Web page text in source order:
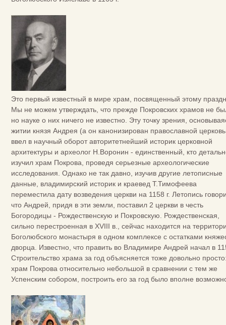
Это первый известный в мире храм, посвященный этому
Мы не можем утверждать, что прежде Покровских храмов не
но науке о них ничего не известно. Эту точку зрения,
житии князя Андрея (а он канонизирован православной
ввел в научный оборот авторитетнейший историк церковной
архитектуры и археолог Н.Воронин - единственный, кто
изучил храм Покрова, проведя серьезные археологические
исследования. Однако не так давно, изучив другие летописные
данные, владимирский историк и краевед Т.Тимофеева
переместила дату возведения церкви на 1158 г. Летопись
что Андрей, придя в эти земли, поставил 2 церкви в честь
Богородицы - Рождественскую и Покровскую. Рождественская,
сильно перестроенная в XVIII в., сейчас находится на
Боголюбского монастыря в одном комплексе с остатками
дворца. Известно, что править во Владимире Андрей начал в
Строительство храма за год объясняется тоже довольно
храм Покрова относительно небольшой в сравнении с тем же
Успенским собором, построить его за год было вполне